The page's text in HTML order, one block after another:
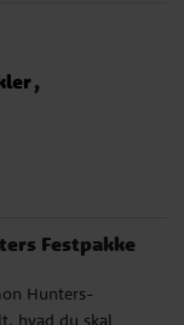
Festpakke
Hunters-
hvad du skal